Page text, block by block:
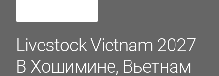
Livestock Vietnam 2027
В Хошимине, Вьетнам